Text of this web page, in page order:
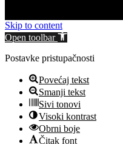
Skip to content
Open toolbar
Postavke pristupačnosti
Povećaj tekst
Smanji tekst
Sivi tonovi
Visoki kontrast
Obrni boje
Čitak font